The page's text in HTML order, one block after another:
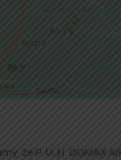
że P. U. H. DOMAX